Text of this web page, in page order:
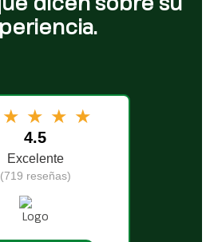
★ ★ ★ ★
4.5
Excelente
(719 reseñas)